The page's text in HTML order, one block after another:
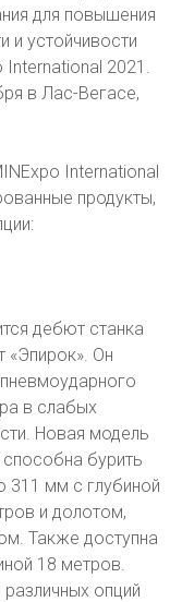
для повышения
и устойчивости
International 2021.
в Лас-Вегасе,
International
продукты,
дебют станка
«Эпирок». Он
в слабых
Новая модель
бурить
311 мм с глубиной
и долотом,
Также доступна
18 метров.
опций